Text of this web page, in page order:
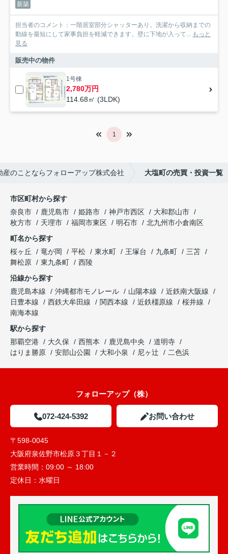
新築
担当者のコメント：一階居室部分シャッターあり。洗濯から収納までの
動線を最短にして家事負担を軽減できます。壁に下地が入って... もっと
見る
販売中の物件
1号棟
2,780万円
114.68㎡ (3LDK)
1
産のことならフォローアップ株式会社 大塩町の売買・投資一覧
市区町村から探す
奈良市
鹿児島市 姫路市 神戸市西区
大和郡山市
枚方市
天理市 福岡市東区 明石市
北九州市小倉南区
町名から探す
桜ヶ丘
竜が岡 平松 東水町 王塚台 九条町
三苫
舞松原
東九条町
西陵
沿線から探す
鹿児島本線
沖縄都市モノレール 山陽本線
近鉄南大阪線
日豊本線
西鉄大牟田線 関西本線 近鉄橿原線
桜井線
南海本線
駅から探す
那覇空港
大久保 西熊本 鹿児島中央
道明寺
はりま勝原
安部山公園 大和小泉 尼ヶ辻 二色浜
フォローアップ（株）
072-424-5392 お問い合わせ
〒598-0045
大阪府泉佐野市松原３丁目１－２
営業時間： 09:00 ～ 18:00
定休日： 水曜日